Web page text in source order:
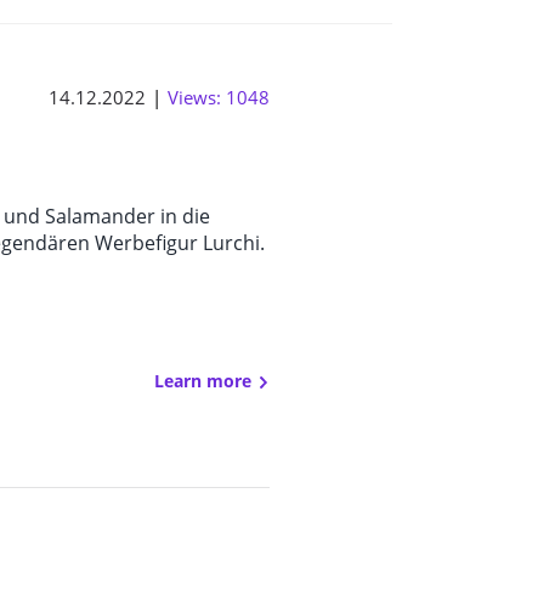
14.12.2022 Views: 1048
Salamander in die
Werbefigur Lurchi.
Learn more